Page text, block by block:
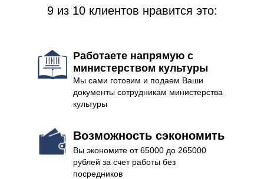
Вы экономите от 65000 до 265000
рублей за счет работы без
посредников
Возможность сэкономить
Мы сами готовим и подаем Ваши
документы сотрудникам министерства
культуры
Работаете напрямую с
министерством культуры
9 из 10 клиентов нравится это: